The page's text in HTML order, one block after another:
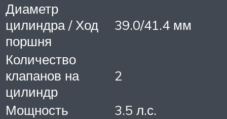
Диаметр
цилиндра / Ход
поршня
39.0/41.4 мм
Количество
клапанов на
цилиндр
2
Мощность
3.5 л.с.